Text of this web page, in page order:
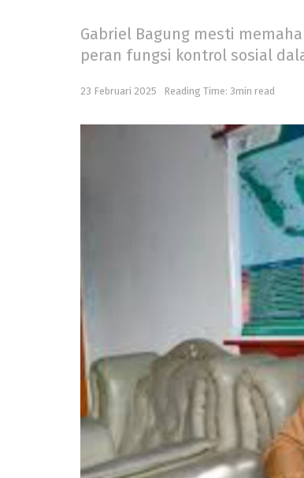
Gabriel Bagung mesti
peran fungsi kontrol sosial
23 Februari 2025 Reading Time: 3min read